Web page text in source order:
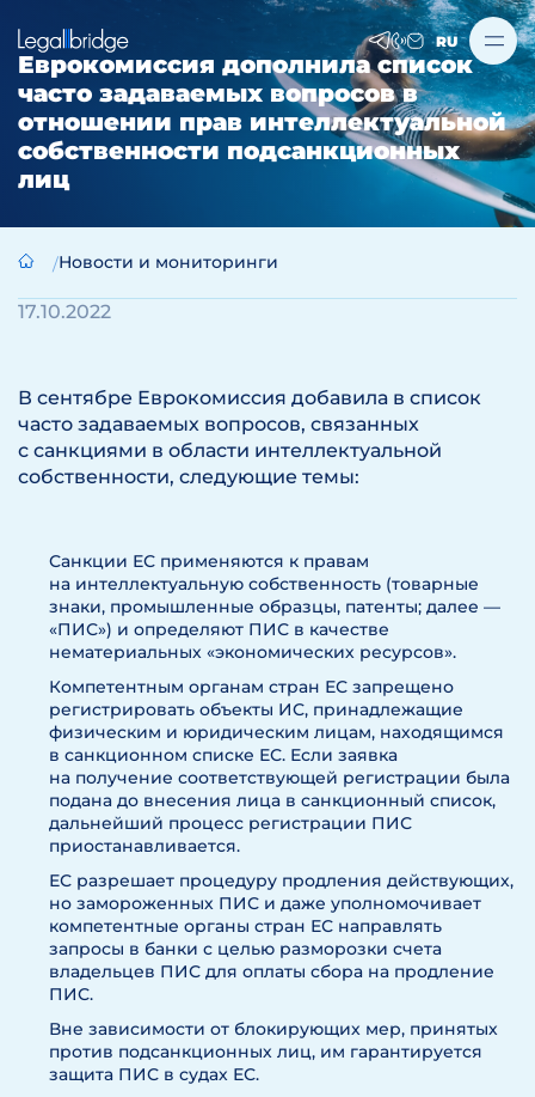
RU
Еврокомиссия дополнила список
часто задаваемых вопросов в
отношении прав интеллектуальной
собственности подсанкционных
лиц
Новости и мониторинги
17.10.2022
В сентябре Еврокомиссия добавила в список
часто задаваемых вопросов, связанных
с санкциями в области интеллектуальной
собственности, следующие темы:
Санкции ЕС применяются к правам
на интеллектуальную собственность (товарные
знаки, промышленные образцы, патенты; далее —
«ПИС») и определяют ПИС в качестве
нематериальных «экономических ресурсов».
Компетентным органам стран ЕС запрещено
регистрировать объекты ИС, принадлежащие
физическим и юридическим лицам, находящимся
в санкционном списке ЕС. Если заявка
на получение соответствующей регистрации была
подана до внесения лица в санкционный список,
дальнейший процесс регистрации ПИС
приостанавливается.
ЕС разрешает процедуру продления действующих,
но замороженных ПИС и даже уполномочивает
компетентные органы стран ЕС направлять
запросы в банки с целью разморозки счета
владельцев ПИС для оплаты сбора на продление
ПИС.
Вне зависимости от блокирующих мер, принятых
против подсанкционных лиц, им гарантируется
защита ПИС в судах ЕС.